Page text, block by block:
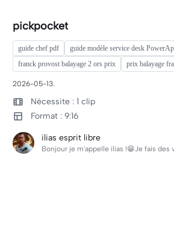
pickpocket
guide chef pdf guide modèle service desk
franck provost balayage 2 ors prix
prix balayage
2026-05-13.
Nécessite : 1 clip
Format : 9:16
ilias esprit libre
Bonjour je m'appelle ilias !😁Je fais